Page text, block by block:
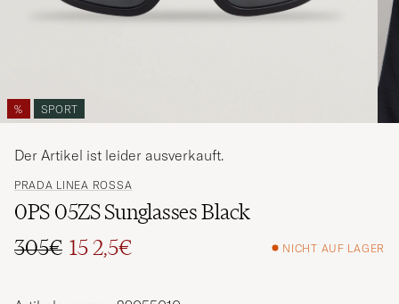
% SPORT
PRADA LINEA ROSSA
0PS 05ZS Sunglasses Black
Regulärer Preis
305€
Reduzierter Preis
15 2,5€ NICHT AUF LAGER
Der Artikel ist leider ausverkauft.